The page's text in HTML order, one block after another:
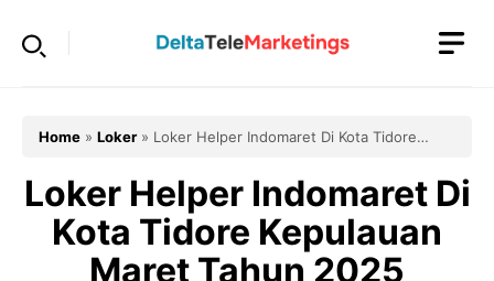
Home » Loker » Loker Helper Indomaret Di Kota Tidore
Loker Helper Indomaret Di
Kota Tidore Kepulauan
Maret Tahun 2025